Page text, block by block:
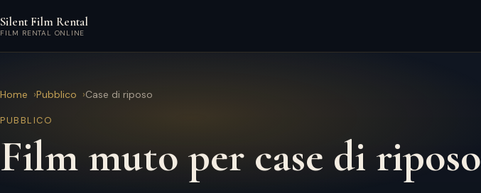
Silent Film Rental
FILM RENTAL ONLINE
Home Pubblico Case di riposo
PUBBLICO
Film muto per case di riposo